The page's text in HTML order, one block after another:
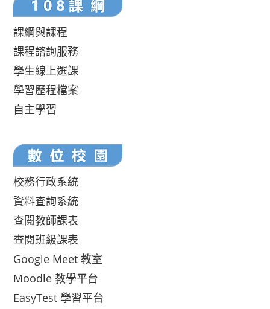
課綱與課程
課程諮詢服務
學生線上選課
學習歷程檔案
自主學習
校務行政系統
資料查詢系統
查閱教師課表
查閱班級課表
Google Meet 教室
Moodle 教學平台
EasyTest 學習平台